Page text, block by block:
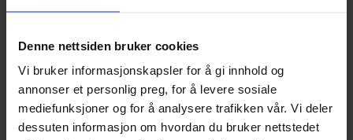
Denne nettsiden bruker cookies
Vi bruker informasjonskapsler for å gi innhold og
annonser et personlig preg, for å levere sosiale
mediefunksjoner og for å analysere trafikken vår. Vi deler
dessuten informasjon om hvordan du bruker nettstedet
Ghost Rider: The Complete
Series By Rob Williams
Matthew Clark
Darkness Rebirth Volume 1
Barry Kitson,David Hine
DarknessVol. 1